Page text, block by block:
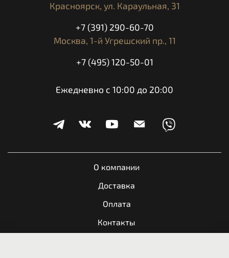
О компании
Доставка
Оплата
Контакты
Красноярск, ул. Караульная, 31
+7 (391) 290-60-70
Москва, 1-й Угрешский пр., 11
+7 (495) 120-50-01
Ежедневно с 10:00 до 20:00